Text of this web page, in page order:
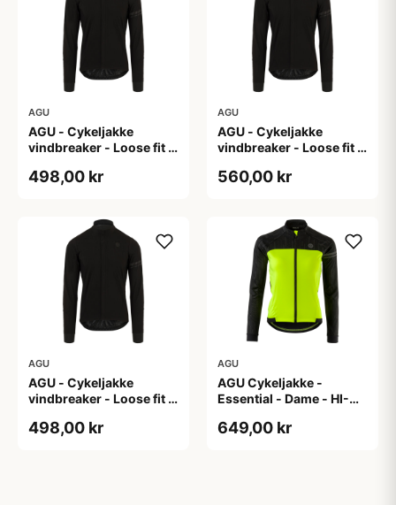
AGU
AGU - Cykeljakke
vindbreaker - Loose fit -
498,00 kr
AGU
AGU - Cykeljakke
vindbreaker - Loose fit -
560,00 kr
AGU
AGU - Cykeljakke
vindbreaker - Loose fit -
498,00 kr
AGU
AGU Cykeljakke -
Essential - Dame - HI-
649,00 kr